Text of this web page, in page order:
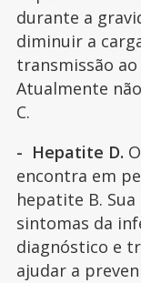
durante a
diminuir a
transmissão
Atualmente
C.
- Hepatite D.
encontra em
hepatite B.
sintomas da
diagnóstico e
ajudar a